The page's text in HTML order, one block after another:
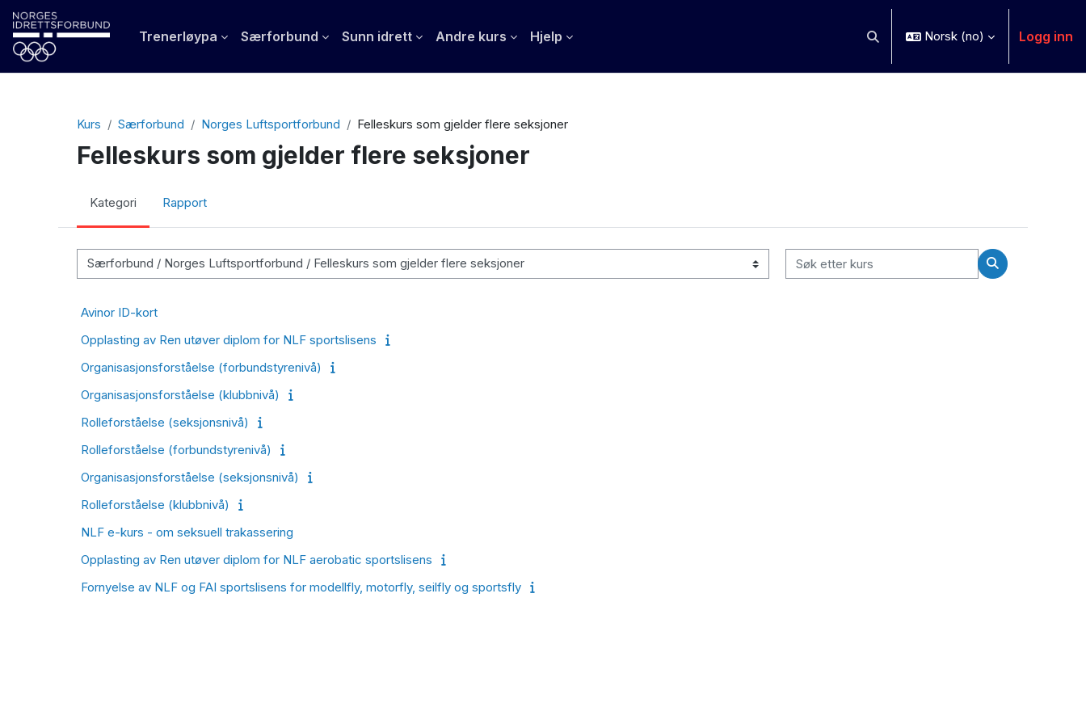
Gå til hovedinnhold
Trenerløypa Særforbund Sunn idrett Andre kurs Hjelp Veksle inndata for søk
Norsk ‎(no)‎ Logg inn
Kurs Særforbund Norges Luftsportforbund Felleskurs som gjelder flere seksjoner
Felleskurs som gjelder flere seksjoner
Kategori Rapport
Kurskategorier
Søk etter kurs
Søk etter kurs
Avinor ID-kort
Opplasting av Ren utøver diplom for NLF sportslisens
Organisasjonsforståelse (forbundstyrenivå)
Organisasjonsforståelse (klubbnivå)
Rolleforståelse (seksjonsnivå)
Rolleforståelse (forbundstyrenivå)
Organisasjonsforståelse (seksjonsnivå)
Rolleforståelse (klubbnivå)
NLF e-kurs - om seksuell trakassering
Opplasting av Ren utøver diplom for NLF aerobatic sportslisens
Fornyelse av NLF og FAI sportslisens for modellfly, motorfly, seilfly og sportsfly